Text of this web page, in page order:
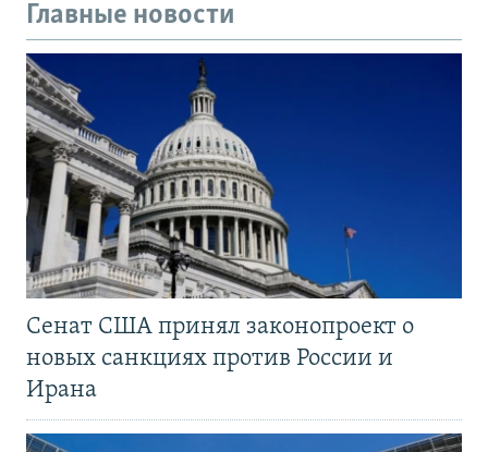
Главные новости
Сенат США принял законопроект о
новых санкциях против России и
Ирана